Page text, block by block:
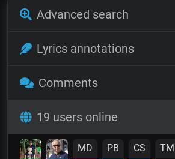
Advanced search
Lyrics annotations
Comments
19 users online
MD PB CS TM